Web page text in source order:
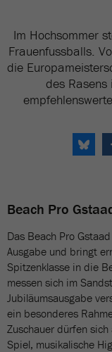
Im Hochsommer
Frauenfussballs.
die
des Rasens
Beach Pro
Das Beach Pro
Ausgabe und bringt
Spitzenklasse in die
messen sich im
Jubiläumsausgabe
ein besonderes
Zuschauer dürfen
Spiel, musikalische